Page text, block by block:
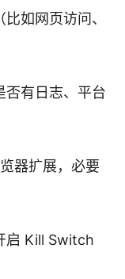
如网页访问、
否有日志、平台
器扩展，必要
启 Kill Switch